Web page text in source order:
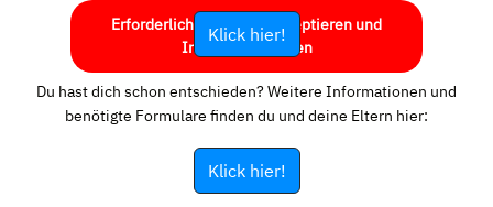
Erforderlichen Service akzeptieren und
Inhalte entsperren
Klick hier!
Du hast dich schon entschieden? Weitere Informationen und
benötigte Formulare finden du und deine Eltern hier:
Klick hier!